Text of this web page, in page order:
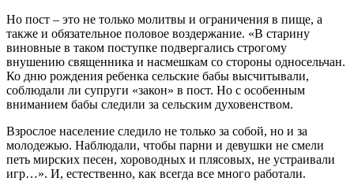
Но пост – это не только молитвы и ограничения в пище, а
также и обязательное половое воздержание. «В старину
виновные в таком поступке подвергались строгому
внушению священника и насмешкам со стороны односельчан.
Ко дню рождения ребенка сельские бабы высчитывали,
соблюдали ли супруги «закон» в пост. Но с особенным
вниманием бабы следили за сельским духовенством.
Взрослое население следило не только за собой, но и за
молодежью. Наблюдали, чтобы парни и девушки не смели
петь мирских песен, хороводных и плясовых, не устраивали
игр…». И, естественно, как всегда все много работали.